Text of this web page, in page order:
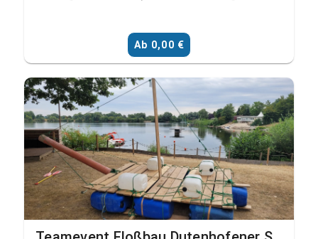
Ab 0,00 €